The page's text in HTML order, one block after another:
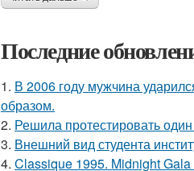
Последние
1. В 2006 году мужчина
образом.
2. Решила протестировать
3. Внешний вид студента
4. Classique 1995. Midnight Gala